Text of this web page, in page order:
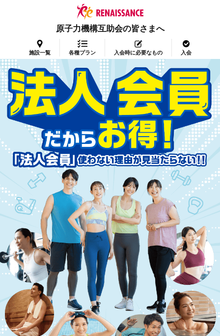
原子力機構互助会の皆さまへ
施設一覧 各種プラン 入会時に必要なもの 入会